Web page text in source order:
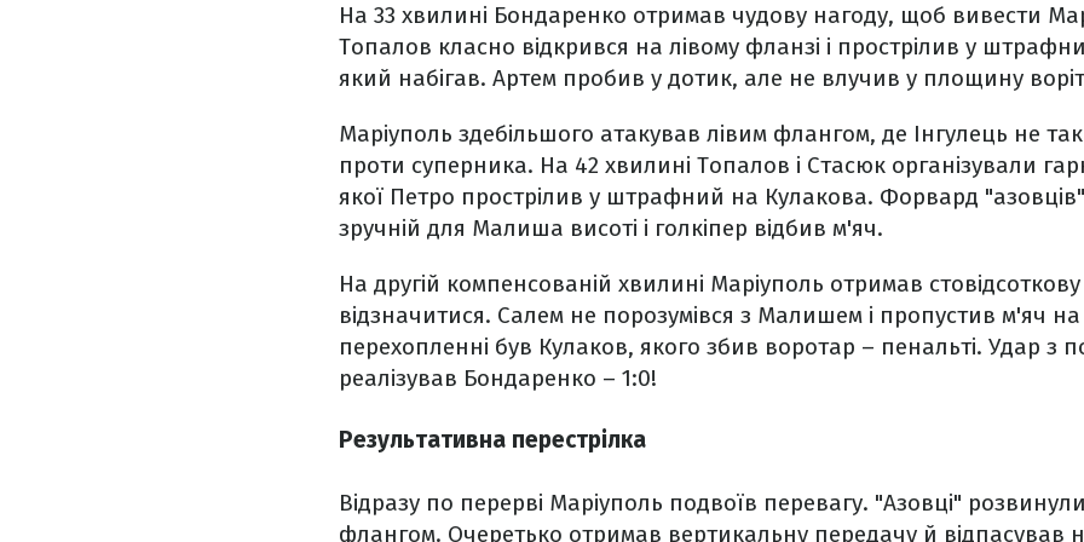
На 33 хвилині Бондаренко отримав чудову нагоду, щоб вивести
Топалов класно відкрився на лівому фланзі і прострілив у
який набігав. Артем пробив у дотик, але не влучив у площину
Маріуполь здебільшого атакував лівим флангом, де Інгулець не
проти суперника. На 42 хвилині Топалов і Стасюк організували
якої Петро прострілив у штрафний на Кулакова. Форвард
зручній для Малиша висоті і голкіпер відбив м'яч.
На другій компенсованій хвилині Маріуполь отримав
відзначитися. Салем не порозумівся з Малишем і пропустив м'яч
перехопленні був Кулаков, якого збив воротар – пенальті. Удар з
реалізував Бондаренко – 1:0!
Результативна перестрілка
Відразу по перерві Маріуполь подвоїв перевагу. "Азовці"
флангом. Очеретько отримав вертикальну передачу й відпасував